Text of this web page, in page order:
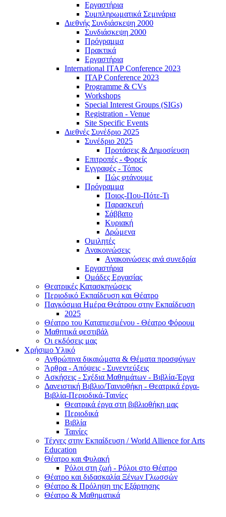
Εργαστήρια
Συμπληρωματικά Σεμινάρια
Διεθνής Συνδιάσκεψη 2000
Συνδιάσκεψη 2000
Πρόγραμμα
Πρακτικά
Εργαστήρια
International ITAP Conference 2023
ITAP Conference 2023
Programme & CVs
Workshops
Special Interest Groups (SIGs)
Registration - Venue
Site Specific Events
Διεθνές Συνέδριο 2025
Συνέδριο 2025
Προτάσεις & Δημοσίευση
Επιτροπές - Φορείς
Εγγραφές - Τόπος
Πώς φτάνουμε
Πρόγραμμα
Ποιος-Που-Πότε-Τι
Παρασκευή
Σάββατο
Κυριακή
Δρώμενα
Ομιλητές
Ανακοινώσεις
Ανακοινώσεις ανά συνεδρία
Εργαστήρια
Ομάδες Εργασίας
Θεατρικές Κατασκηνώσεις
Περιοδικό Εκπαίδευση και Θέατρο
Παγκόσμια Ημέρα Θεάτρου στην Εκπαίδευση
2025
Θέατρο του Καταπιεσμένου - Θέατρο Φόρουμ
Μαθητικά φεστιβάλ
Οι εκδόσεις μας
Χρήσιμο Υλικό
Ανθρώπινα δικαιώματα & Θέματα προσφύγων
Άρθρα - Απόψεις - Συνεντεύξεις
Ασκήσεις - Σχέδια Μαθημάτων - Βιβλία-Έργα
Δανειστική Βιβλιο/Ταινιοθήκη - Θεατρικά έργα-
Βιβλία-Περιοδικά-Ταινίες
Θεατρικά έργα στη βιβλιοθήκη μας
Περιοδικά
Βιβλία
Ταινίες
Τέχνες στην Εκπαίδευση / World Allience for Arts
Education
Θέατρο και Φυλακή
Ρόλοι στη ζωή - Ρόλοι στο Θέατρο
Θέατρο και διδασκαλία Ξένων Γλωσσών
Θέατρο & Πρόληψη της Εξάρτησης
Θέατρο & Μαθηματικά